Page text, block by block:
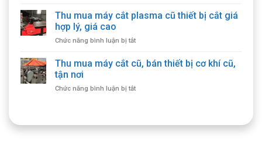
Chất
Cao,
Tận
Vụ
Bàn
Gỗ
Cao,
Thu mua máy cắt plasma cũ thiết bị cắt giá
hợp lý, giá cao
Chức năng bình luận bị tắtở
mua
máy
plasma
Thu mua máy cắt cũ, bán thiết bị cơ khí cũ,
tận nơi
Chức năng bình luận bị tắtở
cắt